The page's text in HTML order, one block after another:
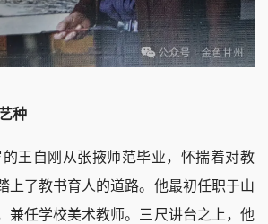
种
自刚从张掖师范毕业，怀揣着对教
上了教书育人的道路。他最初任职于山
兼任学校美术教师。三尺讲台之上，他